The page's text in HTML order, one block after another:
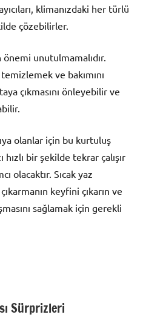
klimanızdaki her türlü
çözebilirler.
önemi unutulmamalıdır.
ve bakımını
çıkmasını önleyebilir ve
olanlar için bu kurtuluş
bir şekilde tekrar çalışır
olacaktır. Sıcak yaz
keyfini çıkarın ve
sağlamak için gerekli
Sürprizleri